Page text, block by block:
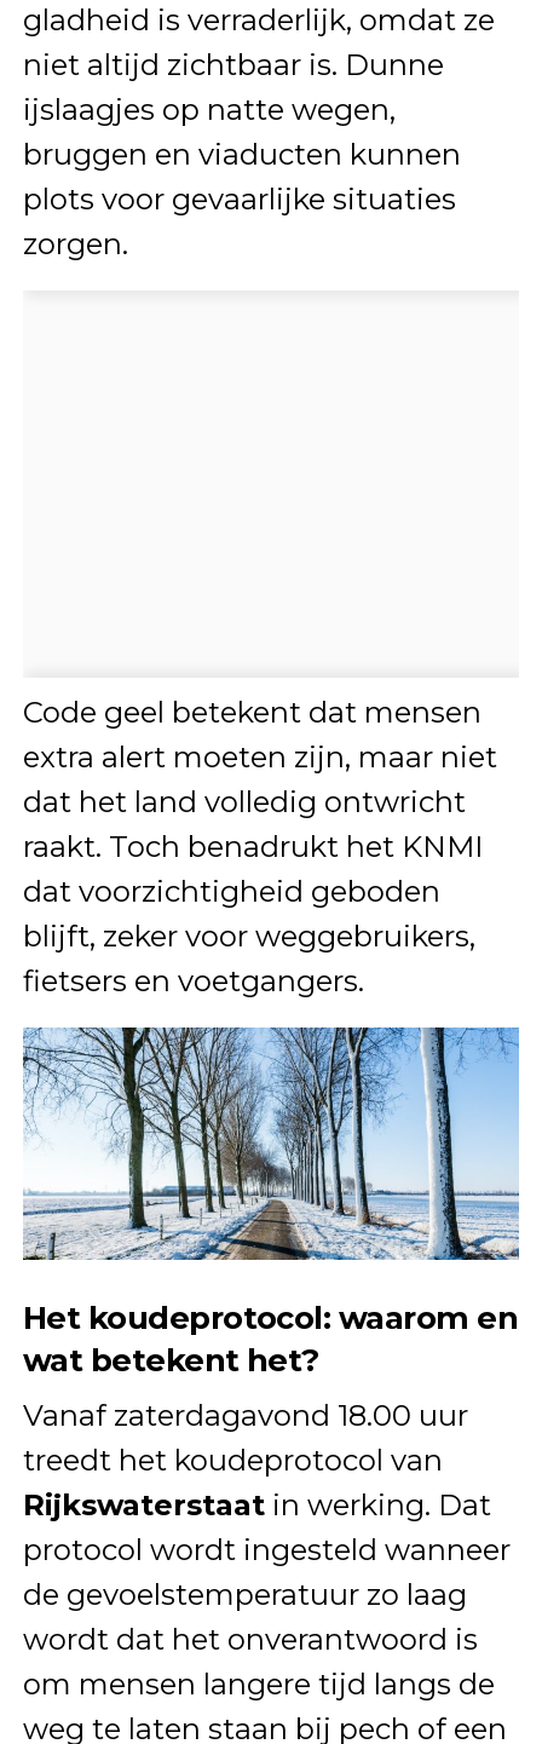
gladheid is verraderlijk, omdat ze
niet altijd zichtbaar is. Dunne
ijslaagjes op natte wegen,
bruggen en viaducten kunnen
plots voor gevaarlijke situaties
zorgen.
Code geel betekent dat mensen
extra alert moeten zijn, maar niet
dat het land volledig ontwricht
raakt. Toch benadrukt het KNMI
dat voorzichtigheid geboden
blijft, zeker voor weggebruikers,
fietsers en voetgangers.
Het koudeprotocol: waarom en
wat betekent het?
Vanaf zaterdagavond 18.00 uur
treedt het koudeprotocol van
Rijkswaterstaatin werking. Dat
protocol wordt ingesteld wanneer
de gevoelstemperatuur zo laag
wordt dat het onverantwoord is
om mensen langere tijd langs de
weg te laten staan bij pech of een